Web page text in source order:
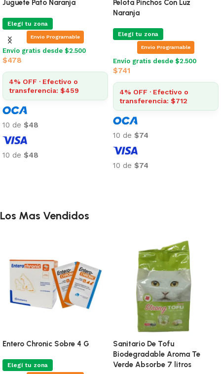
Juguete Pato Naranja
Elegí tu zona
Envio Programable
Envío gratis desde $2.500
$478
4% OFF · Efectivo o
transferencia: $459
10 de $48
10 de $48
Pelota Pinchos Con Luz
Naranja
Elegí tu zona
Envio Programable
Envío gratis desde $2.500
$741
4% OFF · Efectivo o
transferencia: $712
10 de $74
10 de $74
Los Mas Vendidos
Entero Chronic Sobre 4 G
Elegí tu zona
Sanitario De Tofu
Biodegradable Aroma Te
Verde Absorbe 7 litros